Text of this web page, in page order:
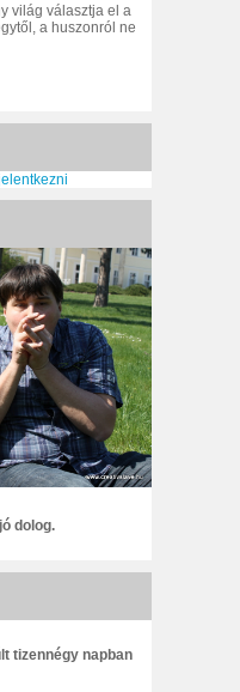
világ választja el a
a huszonról ne
dolog.
tizennégy napban